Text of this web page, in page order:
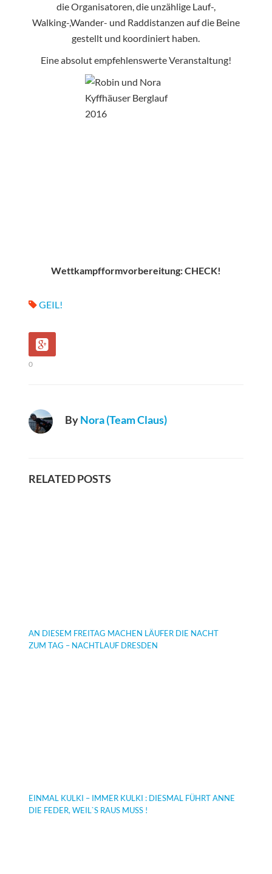
die Organisatoren, die unzählige Lauf-,
Walking-,Wander- und Raddistanzen auf die Beine
gestellt und koordiniert haben.
Eine absolut empfehlenswerte Veranstaltung!
Wettkampfformvorbereitung: CHECK!
GEIL!
0
ByNora (Team Claus)
RELATED POSTS
AN DIESEM FREITAG MACHEN LÄUFER DIE NACHT
ZUM TAG – NACHTLAUF DRESDEN
EINMAL KULKI – IMMER KULKI : DIESMAL FÜHRT ANNE
DIE FEDER, WEIL`S RAUS MUSS !